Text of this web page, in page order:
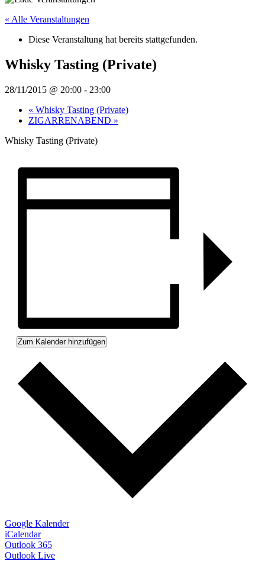
« Alle Veranstaltungen
Diese Veranstaltung hat bereits stattgefunden.
Whisky Tasting (Private)
28/11/2015 @ 20:00 - 23:00
« Whisky Tasting (Private)
ZIGARRENABEND »
Whisky Tasting (Private)
Zum Kalender hinzufügen
Google Kalender
iCalendar
Outlook 365
Outlook Live